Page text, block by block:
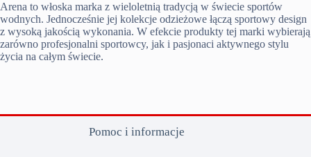
Arena to włoska marka z wieloletnią tradycją w świecie sportów
wodnych. Jednocześnie jej kolekcje odzieżowe łączą sportowy design
z wysoką jakością wykonania. W efekcie produkty tej marki wybierają
zarówno profesjonalni sportowcy, jak i pasjonaci aktywnego stylu
życia na całym świecie.
Pomoc i informacje